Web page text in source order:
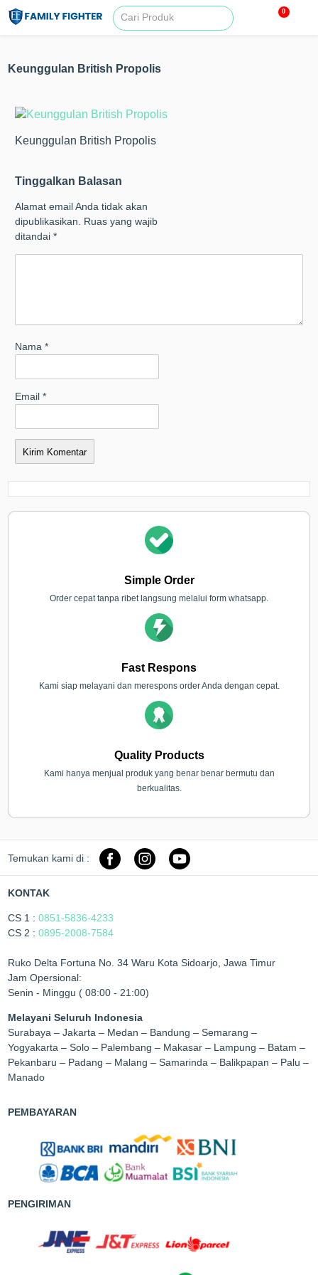
0
Keunggulan British Propolis
Keunggulan British Propolis
Tinggalkan Balasan
Alamat email Anda tidak akan
dipublikasikan.
Ruas yang wajib
ditandai*
Nama*
Email*
Simple Order
Order cepat tanpa ribet langsung melalui form whatsapp.
Fast Respons
Kami siap melayani dan merespons order Anda dengan cepat.
Quality Products
Kami hanya menjual produk yang benar benar bermutu dan
berkualitas.
Temukan kami di :
KONTAK
CS 1 :0851-5836-4233
CS 2 :0895-2008-7584
Ruko Delta Fortuna No. 34 Waru Kota Sidoarjo, Jawa Timur
Jam Opersional:
Senin - Minggu ( 08:00 - 21:00)
Melayani Seluruh Indonesia
Surabaya – Jakarta – Medan – Bandung – Semarang –
Yogyakarta – Solo – Palembang – Makasar – Lampung – Batam –
Pekanbaru – Padang – Malang – Samarinda – Balikpapan – Palu –
Manado
PEMBAYARAN
PENGIRIMAN